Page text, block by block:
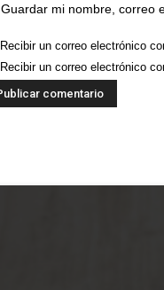
Guardar mi nombre, correo
Recibir un correo electrónico
Recibir un correo electrónico